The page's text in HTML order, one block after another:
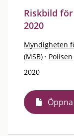
Riskbild
2020
Myndigheten
(MSB) · Polisen
2020